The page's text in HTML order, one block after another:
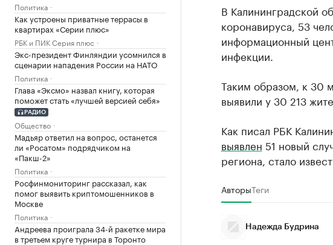
Политика
Как устроены приватные террасы в
квартирах «Серии плюс»
РБК и ПИК Серия плюс
Экс-президент Финляндии усомнился в
сценарии нападения России на НАТО
Политика
Глава «Эксмо» назвал книгу, которая
поможет стать «лучшей версией себя»
РАДИО
Общество
Мадьяр ответил на вопрос, останется
ли «Росатом» подрядчиком на
«Пакш-2»
Политика
Росфинмониторинг рассказал, как
помог выявить криптомошенников в
Москве
Политика
Андреева проиграла 34-й ракетке мира
в третьем круге турнира в Торонто
В Калининградской
коронавируса, 53
информационный
инфекции.
Таким образом, к 30
выявили у 30 213
Как писал РБК
выявлен 51 новый
региона, стало
АвторыТеги
Надежда Будрина